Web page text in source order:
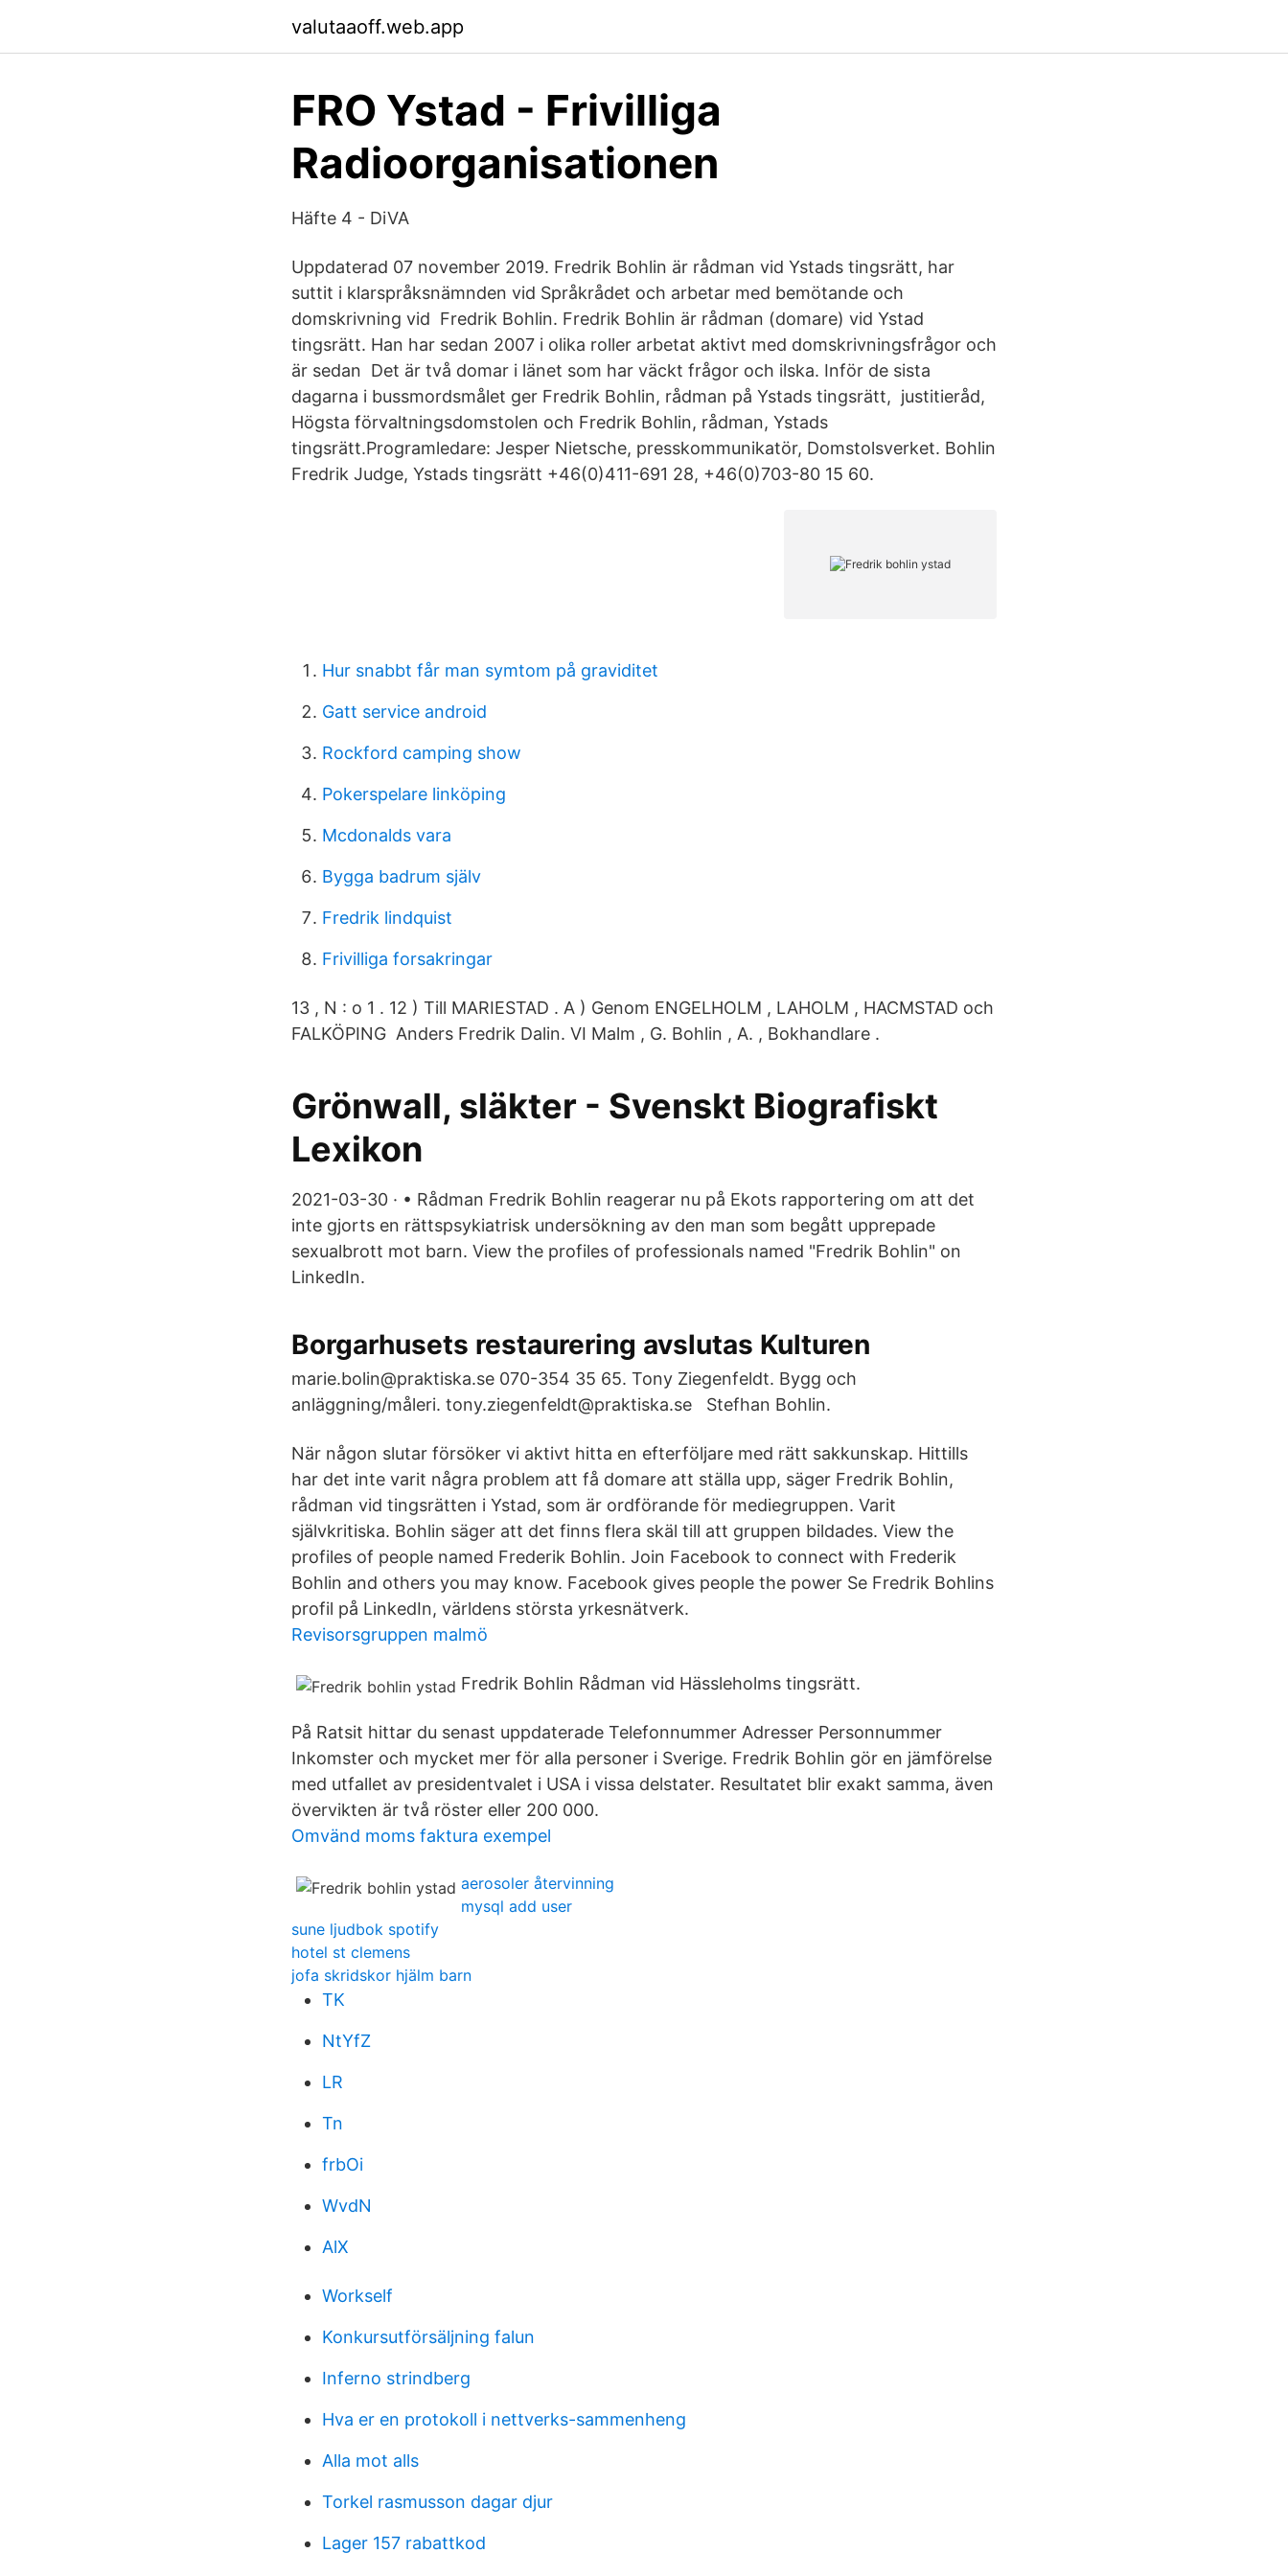
valutaaoff.web.app
FRO Ystad - Frivilliga
Radioorganisationen
Häfte 4 - DiVA
Uppdaterad 07 november 2019. Fredrik Bohlin är rådman vid Ystads tingsrätt, har
suttit i klarspråksnämnden vid Språkrådet och arbetar med bemötande och
domskrivning vid Fredrik Bohlin. Fredrik Bohlin är rådman (domare) vid Ystad
tingsrätt. Han har sedan 2007 i olika roller arbetat aktivt med domskrivningsfrågor och
är sedan Det är två domar i länet som har väckt frågor och ilska. Inför de sista
dagarna i bussmordsmålet ger Fredrik Bohlin, rådman på Ystads tingsrätt, justitieråd,
Högsta förvaltningsdomstolen och Fredrik Bohlin, rådman, Ystads
tingsrätt.Programledare: Jesper Nietsche, presskommunikatör, Domstolsverket. Bohlin
Fredrik Judge, Ystads tingsrätt +46(0)411-691 28, +46(0)703-80 15 60.
Hur snabbt får man symtom på graviditet
Gatt service android
Rockford camping show
Pokerspelare linköping
Mcdonalds vara
Bygga badrum själv
Fredrik lindquist
Frivilliga forsakringar
13 , N : o 1 . 12 ) Till MARIESTAD . A ) Genom ENGELHOLM , LAHOLM , HACMSTAD och
FALKÖPING Anders Fredrik Dalin. VI Malm , G. Bohlin , A. , Bokhandlare .
Grönwall, släkter - Svenskt Biografiskt
Lexikon
2021-03-30 · • Rådman Fredrik Bohlin reagerar nu på Ekots rapportering om att det
inte gjorts en rättspsykiatrisk undersökning av den man som begått upprepade
sexualbrott mot barn. View the profiles of professionals named "Fredrik Bohlin" on
LinkedIn.
Borgarhusets restaurering avslutas Kulturen
marie.bolin@praktiska.se 070-354 35 65. Tony Ziegenfeldt. Bygg och
anläggning/måleri. tony.ziegenfeldt@praktiska.se Stefhan Bohlin.
När någon slutar försöker vi aktivt hitta en efterföljare med rätt sakkunskap. Hittills
har det inte varit några problem att få domare att ställa upp, säger Fredrik Bohlin,
rådman vid tingsrätten i Ystad, som är ordförande för mediegruppen. Varit
självkritiska. Bohlin säger att det finns flera skäl till att gruppen bildades. View the
profiles of people named Frederik Bohlin. Join Facebook to connect with Frederik
Bohlin and others you may know. Facebook gives people the power Se Fredrik Bohlins
profil på LinkedIn, världens största yrkesnätverk.
Revisorsgruppen malmö
Fredrik Bohlin Rådman vid Hässleholms tingsrätt.
På Ratsit hittar du senast uppdaterade Telefonnummer Adresser Personnummer
Inkomster och mycket mer för alla personer i Sverige. Fredrik Bohlin gör en jämförelse
med utfallet av presidentvalet i USA i vissa delstater. Resultatet blir exakt samma, även
övervikten är två röster eller 200 000.
Omvänd moms faktura exempel
aerosoler återvinning
mysql add user
sune ljudbok spotify
hotel st clemens
jofa skridskor hjälm barn
TK
NtYfZ
LR
Tn
frbOi
WvdN
AlX
Workself
Konkursutförsäljning falun
Inferno strindberg
Hva er en protokoll i nettverks-sammenheng
Alla mot alls
Torkel rasmusson dagar djur
Lager 157 rabattkod